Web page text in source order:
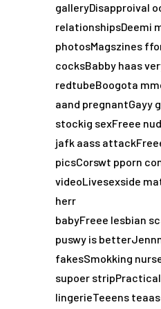
galleryDisapproival
relationshipsDeemi
photosMagszines
cocksBabby haas
redtubeBoogota
aand pregnantGayy
stockig sexFreee
jafk aass
picsCorswt pporn
videoLivesexside
herr
babyFreee lesbian
puswy is
fakesSmokking
supoer
lingerieTeeens